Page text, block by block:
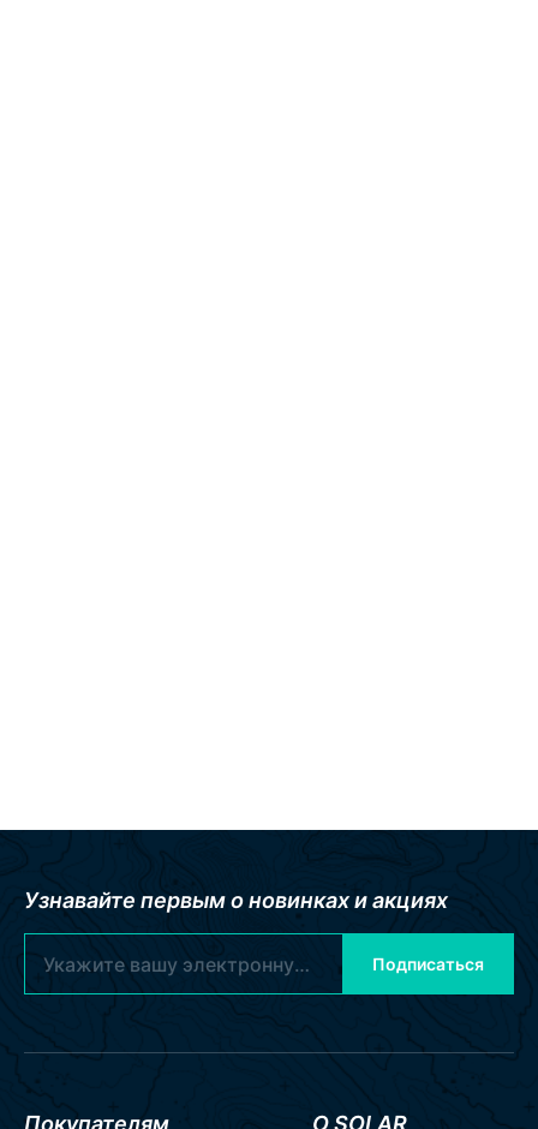
Узнавайте первым о новинках и акциях
Подписаться
Покупателям О SOLAR